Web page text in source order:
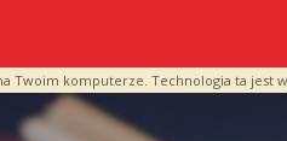
Twoim komputerze. Technologia ta